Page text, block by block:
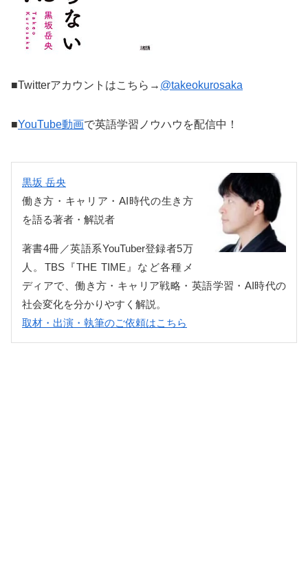
■Twitterアカウントはこちら→ @takeokurosaka
■YouTube動画で英語学習ノウハウを配信中！
黒坂 岳央
働き方・キャリア・AI時代の生き方
を語る著者・解説者
著書4冊／英語系YouTuber登録者5万
人。TBS『THE TIME』など各種メ
ディアで、働き方・キャリア戦略・英語学習・AI時代の
社会変化を分かりやすく解説。
取材・出演・執筆のご依頼はこちら